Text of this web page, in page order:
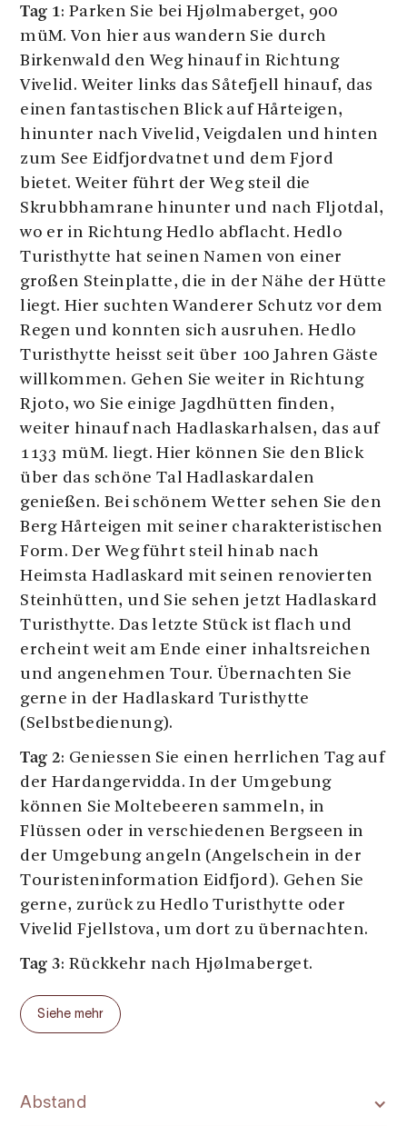
Tag 1: Parken Sie bei Hjølmaberget, 900
müM. Von hier aus wandern Sie durch
Birkenwald den Weg hinauf in Richtung
Vivelid. Weiter links das Såtefjell hinauf, das
einen fantastischen Blick auf Hårteigen,
hinunter nach Vivelid, Veigdalen und hinten
zum See Eidfjordvatnet und dem Fjord
bietet. Weiter führt der Weg steil die
Skrubbhamrane hinunter und nach Fljotdal,
wo er in Richtung Hedlo abflacht. Hedlo
Turisthytte hat seinen Namen von einer
großen Steinplatte, die in der Nähe der Hütte
liegt. Hier suchten Wanderer Schutz vor dem
Regen und konnten sich ausruhen. Hedlo
Turisthytte heisst seit über 100 Jahren Gäste
willkommen. Gehen Sie weiter in Richtung
Rjoto, wo Sie einige Jagdhütten finden,
weiter hinauf nach Hadlaskarhalsen, das auf
1133 müM. liegt. Hier können Sie den Blick
über das schöne Tal Hadlaskardalen
genießen. Bei schönem Wetter sehen Sie den
Berg Hårteigen mit seiner charakteristischen
Form. Der Weg führt steil hinab nach
Heimsta Hadlaskard mit seinen renovierten
Steinhütten, und Sie sehen jetzt Hadlaskard
Turisthytte. Das letzte Stück ist flach und
ercheint weit am Ende einer inhaltsreichen
und angenehmen Tour. Übernachten Sie
gerne in der Hadlaskard Turisthytte
(Selbstbedienung).
Tag 2: Geniessen Sie einen herrlichen Tag auf
der Hardangervidda. In der Umgebung
können Sie Moltebeeren sammeln, in
Flüssen oder in verschiedenen Bergseen in
der Umgebung angeln (Angelschein in der
Touristeninformation Eidfjord). Gehen Sie
gerne, zurück zu Hedlo Turisthytte oder
Vivelid Fjellstova, um dort zu übernachten.
Tag 3: Rückkehr nach Hjølmaberget.
Hardangervidda wissen müssen:
Siehe mehr
Abstand